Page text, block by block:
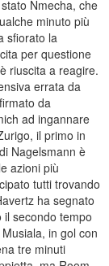
Nmecha, che
minuto più
sfiorato la
per questione
riuscita a reagire.
errata da
da
ad ingannare
il primo in
Nagelsmann è
azioni più
tutti trovando
ha segnato
secondo tempo
in gol con
tre minuti